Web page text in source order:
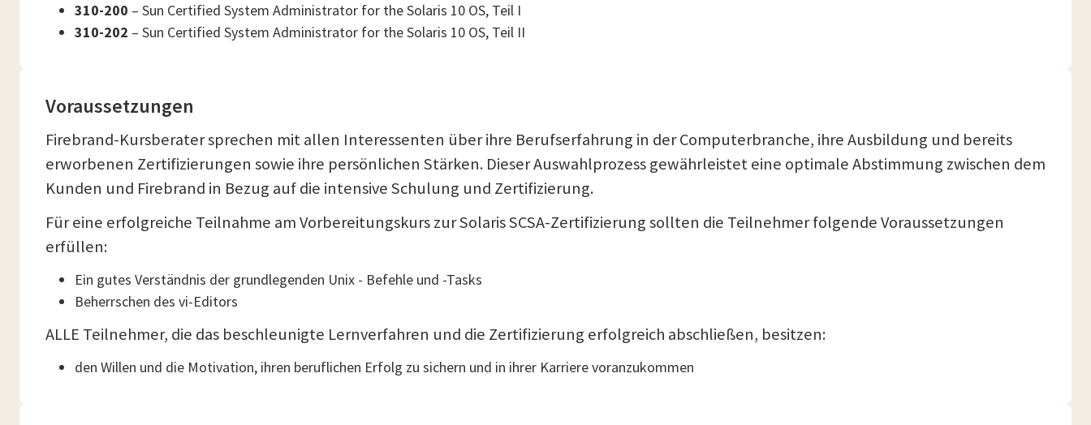
310-200 – Sun Certified System Administrator for the Solaris 10 OS, Teil I
310-202 – Sun Certified System Administrator for the Solaris 10 OS, Teil II
Voraussetzungen
Firebrand-Kursberater sprechen mit allen Interessenten über ihre Berufserfahrung in der Computerbranche, ihre Ausbildung und bereits
erworbenen Zertifizierungen sowie ihre persönlichen Stärken. Dieser Auswahlprozess gewährleistet eine optimale Abstimmung zwischen dem
Kunden und Firebrand in Bezug auf die intensive Schulung und Zertifizierung.
Für eine erfolgreiche Teilnahme am Vorbereitungskurs zur Solaris SCSA-Zertifizierung sollten die Teilnehmer folgende Voraussetzungen
erfüllen:
Ein gutes Verständnis der grundlegenden Unix - Befehle und -Tasks
Beherrschen des vi-Editors
ALLE Teilnehmer, die das beschleunigte Lernverfahren und die Zertifizierung erfolgreich abschließen, besitzen:
den Willen und die Motivation, ihren beruflichen Erfolg zu sichern und in ihrer Karriere voranzukommen